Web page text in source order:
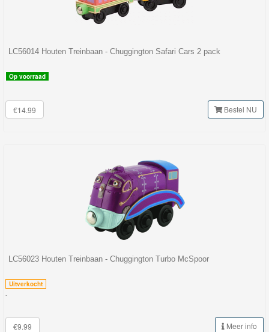
LC56014 Houten Treinbaan - Chuggington Safari Cars 2 pack
Op voorraad
€14.99 Bestel NU
LC56023 Houten Treinbaan - Chuggington Turbo McSpoor
Uitverkocht
-
€9.99 Meer info